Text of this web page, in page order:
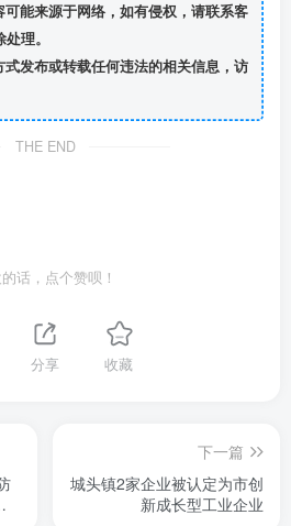
能来源于网络，如有侵权，请联系客
理。
发布或转载任何违法的相关信息，访
THE END
话，点个赞呗！
分享 收藏
下一篇
城头镇2家企业被认定为市创
新成长型工业企业